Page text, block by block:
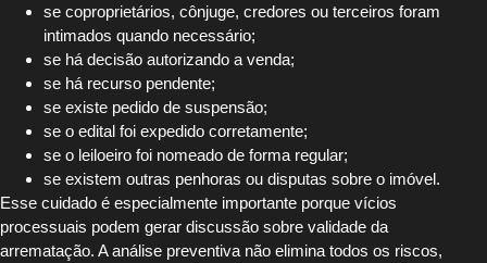
se coproprietários, cônjuge, credores ou terceiros foram
intimados quando necessário;
se há decisão autorizando a venda;
se há recurso pendente;
se existe pedido de suspensão;
se o edital foi expedido corretamente;
se o leiloeiro foi nomeado de forma regular;
se existem outras penhoras ou disputas sobre o imóvel.
Esse cuidado é especialmente importante porque vícios
processuais podem gerar discussão sobre validade da
arrematação. A análise preventiva não elimina todos os riscos,